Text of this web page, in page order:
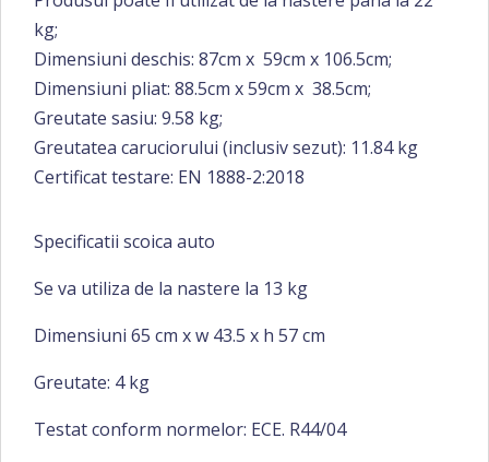
kg;
Dimensiuni deschis: 87cm x 59cm x 106.5cm;
Dimensiuni pliat: 88.5cm x 59cm x 38.5cm;
Greutate sasiu: 9.58 kg;
Greutatea caruciorului (inclusiv sezut): 11.84 kg
Certificat testare: EN 1888-2:2018
Specificatii scoica auto
Se va utiliza de la nastere la 13 kg
Dimensiuni 65 cm x w 43.5 x h 57 cm
Greutate: 4 kg
Testat conform normelor: ECE. R44/04